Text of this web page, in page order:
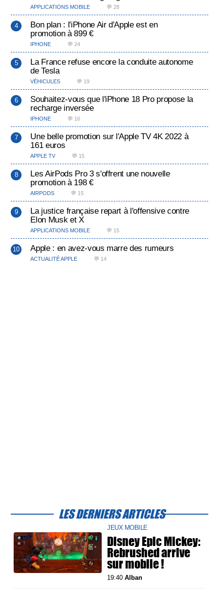
APPLICATIONS MOBILE 💬 28
Bon plan : l'iPhone Air d'Apple est en
promotion à 899 €
IPHONE 💬 24
La France refuse encore la conduite autonome
de Tesla
VÉHICULES 💬 19
Souhaitez-vous que l'iPhone 18 Pro propose la
recharge inversée
IPHONE 💬 16
Une belle promotion sur l'Apple TV 4K 2022 à
161 euros
APPLE TV 💬 15
Les AirPods Pro 3 s'offrent une nouvelle
promotion à 198 €
AIRPODS 💬 15
La justice française repart à l'offensive contre
Elon Musk et X
APPLICATIONS MOBILE 💬 15
Apple : en avez-vous marre des rumeurs
ACTUALITÉ APPLE 💬 14
LES DERNIERS ARTICLES
JEUX MOBILE
Disney Epic Mickey:
Rebrushed arrive
sur mobile !
19:40Alban